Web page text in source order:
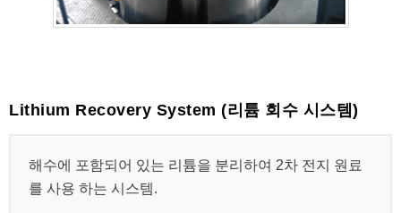
Lithium Recovery System (리튬 회수 시스템)
해수에 포함되어 있는 리튬을 분리하여 2차 전지 원료
를 사용 하는 시스템.